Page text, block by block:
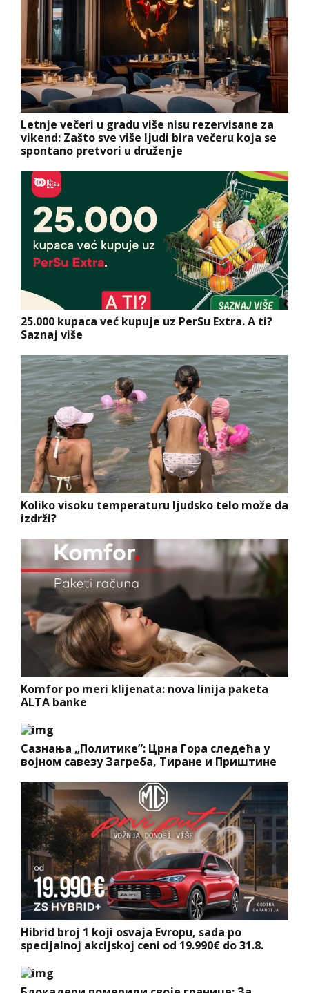
Letnje večeri u gradu više nisu rezervisane za
vikend: Zašto sve više ljudi bira večeru koja se
spontano pretvori u druženje
25.000 kupaca već kupuje uz PerSu Extra. A ti?
Saznaj više
Koliko visoku temperaturu ljudsko telo može da
izdrži?
Komfor po meri klijenata: nova linija paketa
ALTA banke
Сазнања „Политике”: Црна Гора следећа у
војном савезу Загреба, Тиране и Приштине
Hibrid broj 1 koji osvaja Evropu, sada po
specijalnoj akcijskoj ceni od 19.990€ do 31.8.